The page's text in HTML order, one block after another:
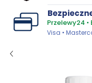
Przelewy24 •
Visa •